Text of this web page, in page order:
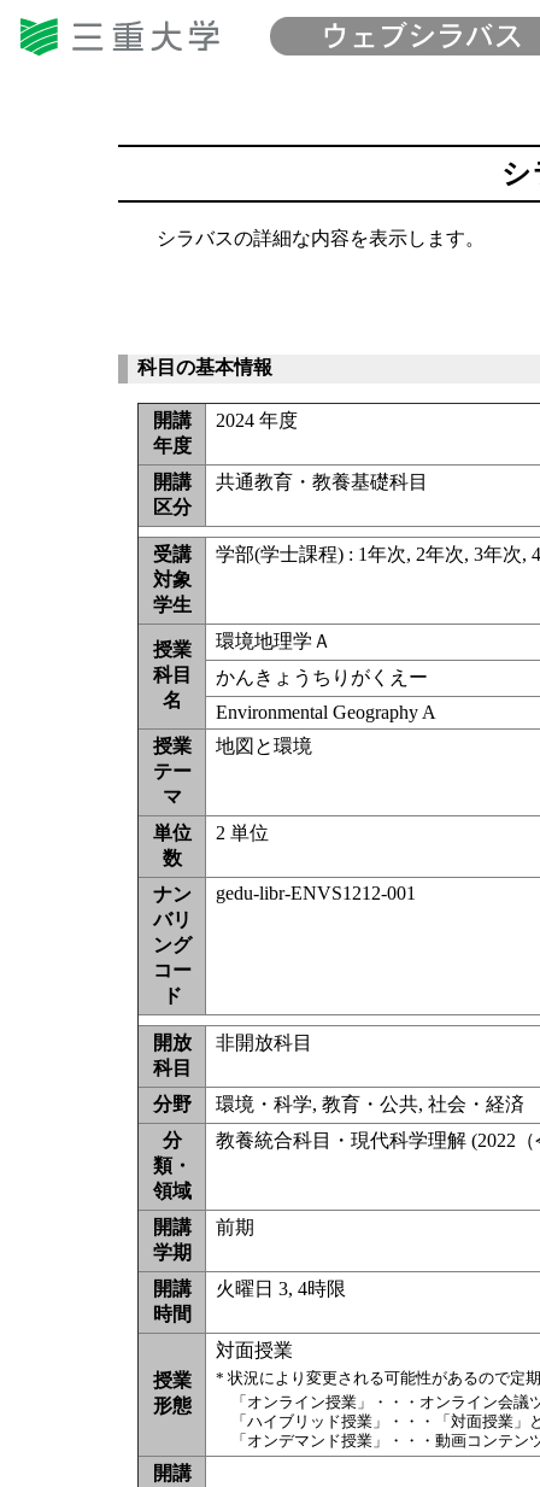
シ
シラバスの詳細な内容を表示します。
科目の基本情報
開講
年度
2024 年度
開講
区分
共通教育・教養基礎科目
受講
対象
学生
学部(学士課程) : 1年次, 2年次, 3年次,
授業
科目
名
環境地理学Ａ
かんきょうちりがくえー
Environmental Geography A
授業
テー
マ
地図と環境
単位
数
2 単位
ナン
バリ
ング
コー
ド
gedu-libr-ENVS1212-001
開放
科目
非開放科目
分野
環境・科学, 教育・公共, 社会・経済
分
類・
領域
教養統合科目・現代科学理解 (2022
開講
学期
前期
開講
時間
火曜日 3, 4時限
授業
形態
対面授業
* 状況により変更される可能性があるので定
「オンライン授業」・・・オンライン会
「ハイブリッド授業」・・・「対面授業
「オンデマンド授業」・・・動画コンテ
開講